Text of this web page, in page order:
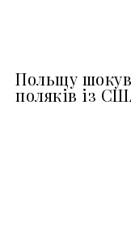
Польщу
поляків із